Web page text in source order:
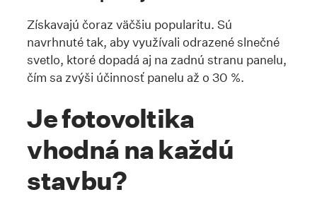
Získavajú čoraz väčšiu popularitu. Sú
navrhnuté tak, aby využívali odrazené slnečné
svetlo, ktoré dopadá aj na zadnú stranu panelu,
čím sa zvýši účinnosť panelu až o 30 %.
Je fotovoltika
vhodná na každú
stavbu?